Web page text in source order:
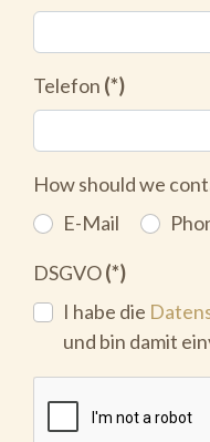
Telefon (*)
How should we
E-Mail
DSGVO(*)
I habe die
und bin damit